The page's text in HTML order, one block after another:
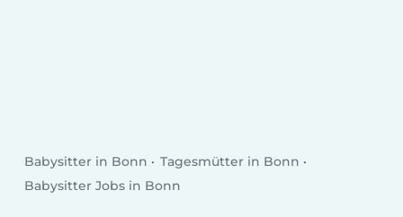
Babysitter in Bonn
Tagesmütter in Bonn
Babysitter Jobs in Bonn